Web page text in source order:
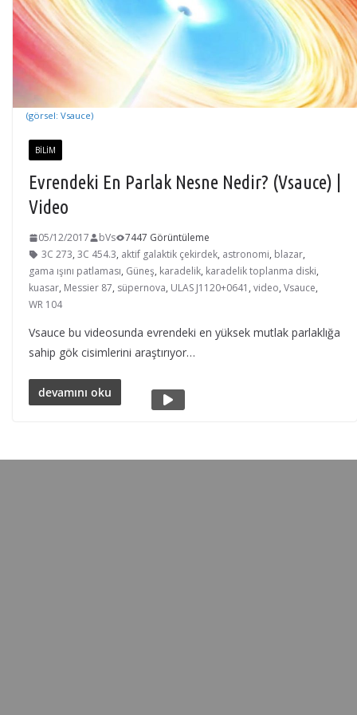
(görsel: Vsauce)
BILIM
Evrendeki En Parlak Nesne Nedir? (Vsauce) |
Video
05/12/2017 bVs
7447 Görüntüleme
3C 273, 3C 454.3, aktif galaktik çekirdek, astronomi, blazar,
gama ışını patlaması, Güneş, karadelik, karadelik toplanma diski,
kuasar, Messier 87, süpernova, ULAS J1120+0641 , video, Vsauce,
WR 104
Vsauce bu videosunda evrendeki en yüksek mutlak parlaklığa
sahip gök cisimlerini araştırıyor…
devamını oku